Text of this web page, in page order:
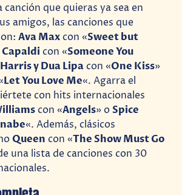
canción que quieras ya sea en
amigos, las canciones que
Ava Maxcon «Sweet but
Capaldi con «Someone You
y Dua Lipacon «One Kiss»
Let You Love Me«. Agarra el
con hits internacionales
con «Angels» oSpice
«. Además, clásicos
Queen con «The Show Must Go
una lista de canciones con 30